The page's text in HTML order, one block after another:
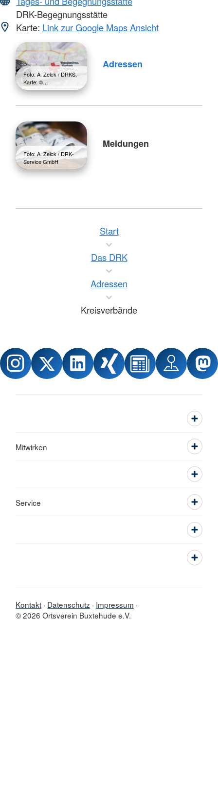
DRK-Begegnungsstätte
Karte: Link zur Google Maps Ansicht
Foto: A. Zelck / DRKS,
Karte: ©…
Adressen
Foto: A. Zelck / DRK-
Service GmbH
Meldungen
Start
Das DRK
Adressen
Kreisverbände
Mitwirken
Service
Kontakt Datenschutz
Impressum
© 2026 Ortsverein Buxtehude e.V.